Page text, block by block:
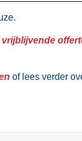
of lees verder